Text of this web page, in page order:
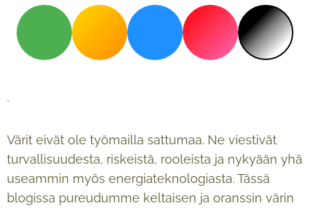
.
Värit eivät ole työmailla sattumaa. Ne viestivät
turvallisuudesta, riskeistä, rooleista ja nykyään yhä
useammin myös energiateknologiasta. Tässä
blogissa pureudumme keltaisen ja oranssin värin